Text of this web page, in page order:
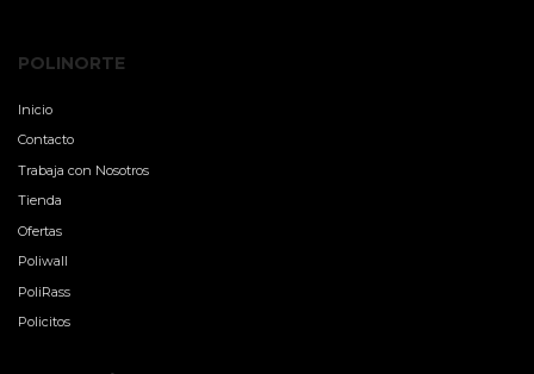
POLINORTE
Inicio
Contacto
Trabaja con Nosotros
Tienda
Ofertas
Poliwall
PoliRass
Policitos